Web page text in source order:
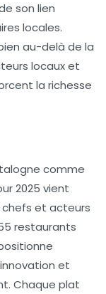
son lien
locales.
au-delà de la
locaux et
la richesse
comme
2025 vient
chefs et acteurs
restaurants
et
Chaque plat